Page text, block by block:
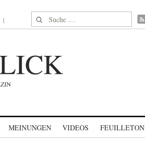
Suche nach:
MEINUNGEN VIDEOS FEUILLETON